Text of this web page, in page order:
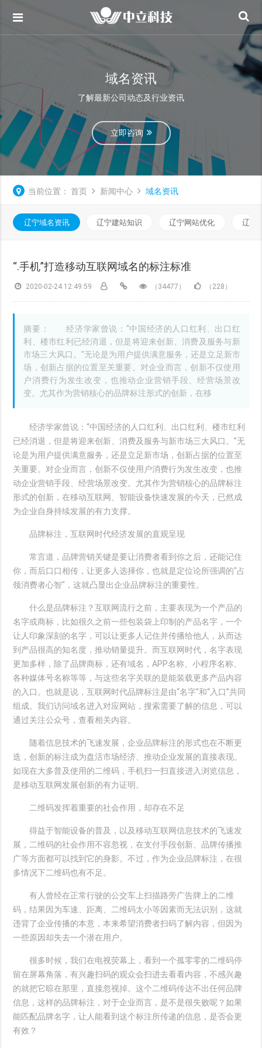
域名资讯
了解最新公司动态及行业资讯
立即咨询
当前位置： 首页 新闻中心 域名资讯
辽宁域名资讯 辽宁建站知识 辽宁网站优化 辽宁
“.手机”打造移动互联网域名的标注标准
2020-02-24 12:49:59 （34477） （228）
摘要： 经济学家曾说：“中国经济的人口红利、出口红
利、楼市红利已经消退，但是将迎来创新、消费及服务与新
市场三大风口。”无论是为用户提供满意服务，还是立足新市
场，创新占据的位置至关重要。对企业而言，创新不仅使用
户消费行为发生改变，也推动企业营销手段、经营场景改
变。尤其作为营销核心的品牌标注形式的创新，在移
经济学家曾说：“中国经济的人口红利、出口红利、楼市红利
已经消退，但是将迎来创新、消费及服务与新市场三大风口。”无
论是为用户提供满意服务，还是立足新市场，创新占据的位置至
关重要。对企业而言，创新不仅使用户消费行为发生改变，也推
动企业营销手段、经营场景改变。尤其作为营销核心的品牌标注
形式的创新，在移动互联网、智能设备快速发展的今天，已然成
为企业自身持续发展的有力支撑。
品牌标注，互联网时代经济发展的直观呈现
常言道，品牌营销关键是要让消费者看到你之后，还能记住
你，而后口口相传，让更多人选择你，也就是定位论所强调的"占
领消费者心智"，这就凸显出企业品牌标注的重要性。
什么是品牌标注？互联网流行之前，主要表现为一个产品的
名字或商标，比如很久之前一些包装袋上印制的产品名字，一个
让人印象深刻的名字，可以让更多人记住并传播给他人，从而达
到产品很高的知名度，推动销量提升。而互联网时代，名字表现
更加多样，除了品牌商标，还有域名，APP名称、小程序名称、
各种媒体号名称等等，与这些名字关联的是能装载更多产品内容
的入口。也就是说，互联网时代品牌标注是由“名字”和“入口”共同
组成。我们访问域名进入对应网站，搜索需要了解的信息，可以
通过关注公众号，查看相关内容。
随着信息技术的飞速发展，企业品牌标注的形式也在不断更
迭，创新的标注成为盘活市场经济、推动企业发展的直接表现。
如现在大多普及使用的二维码，手机扫一扫直接进入浏览信息，
是移动互联网发展创新的有力证明。
二维码发挥着重要的社会作用，却存在不足
得益于智能设备的普及，以及移动互联网信息技术的飞速发
展，二维码的社会作用不容忽视，在支付手段创新、品牌传播推
广等方面都可以找到它的身影。不过，作为企业品牌标注，在很
多情况下二维码也有不足。
有人曾经在正常行驶的公交车上扫描路旁广告牌上的二维
码，结果因为车速、距离、二维码太小等因素而无法识别，这就
违背了企业传播的本意，本来希望消费者扫码了解内容，但因为
一些原因却失去一个潜在用户。
很多时候，我们在电视荧幕上，看到一个孤零零的二维码停
留在屏幕角落，有兴趣扫码的观众会扫进去看看内容，不感兴趣
的就把它晾在那里，直接忽视掉。这个二维码传达不出任何品牌
信息，这样的品牌标注，对于企业而言，是不是很失败呢？如果
能匹配品牌名字，让人能看到这个标注所传递的信息，是否会更
有效？